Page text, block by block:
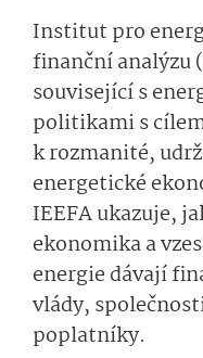
Institut pro
finanční analýzu
související s
politikami s
k rozmanité,
energetické
IEEFA ukazuje,
ekonomika a
energie dávají
vlády,
poplatníky.